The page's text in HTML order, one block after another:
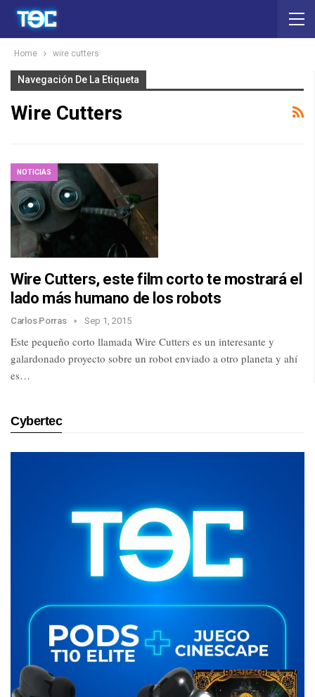
Home wire cutters
Navegación De La Etiqueta
Wire Cutters
NOTICIAS
Wire Cutters, este film corto te mostrará el
lado más humano de los robots
Carlos Porras Sep 1, 2015
Este pequeño corto llamada Wire Cutters es un interesante y
galardonado proyecto sobre un robot enviado a otro planeta y ahí
es…
Cybertec